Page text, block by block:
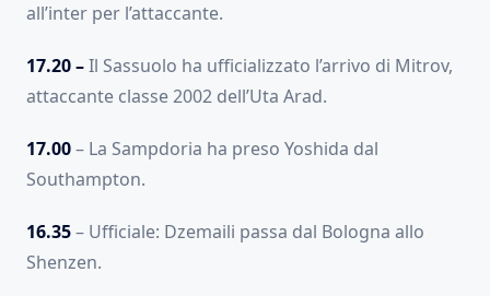
all’inter per l’attaccante.
17.20 –Il Sassuolo ha ufficializzato l’arrivo di Mitrov,
attaccante classe 2002 dell’Uta Arad.
17.00– La Sampdoria ha preso Yoshida dal
Southampton.
16.35– Ufficiale: Dzemaili passa dal Bologna allo
Shenzen.